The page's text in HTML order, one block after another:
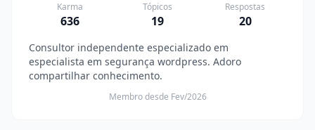
Karma
636
Tópicos
19
Respostas
20
Consultor independente especializado em
especialista em segurança wordpress. Adoro
compartilhar conhecimento.
Membro desde Fev/2026